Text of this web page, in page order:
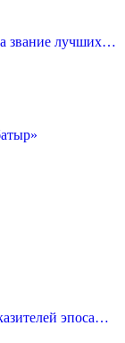
звание лучших…
эпоса…